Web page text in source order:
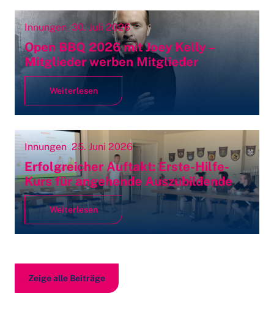
Innungen 30. Juli 2026
Open BBQ 2026 mit Joey Kelly –
Mitglieder werben Mitglieder
Weiterlesen
Innungen 25. Juni 2026
Erfolgreicher Auftakt: Erste-Hilfe-
Kurs für angehende Auszubildende
Weiterlesen
Zeige alle Beiträge